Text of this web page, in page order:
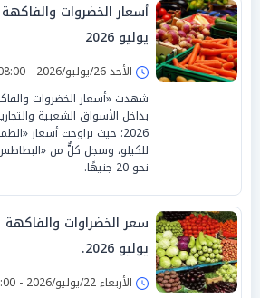
يوليو 2026
الأحد 26/يوليو/2026 - 08:00 ص
شهدت «أسعار الخضروات
للكيلو، وسجل كلٌّ من
نحو 20 جنيهًا.
يوليو 2026.
الأربعاء 22/يوليو/2026 - 08:00 ص